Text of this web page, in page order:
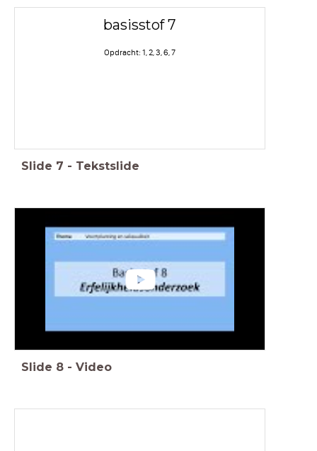
basisstof 7
Opdracht: 1, 2, 3, 6, 7
Slide 7 - Tekstslide
Slide 8 - Video